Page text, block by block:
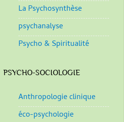
La Psychosynthèse
psychanalyse
Psycho & Spiritualité
PSYCHO-SOCIOLOGIE
Anthropologie clinique
éco-psychologie